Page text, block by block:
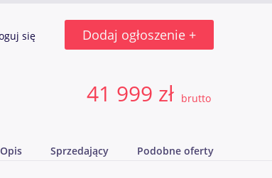
się Dodaj ogłoszenie +
41 999 zł brutto
Opis Sprzedający Podobne oferty